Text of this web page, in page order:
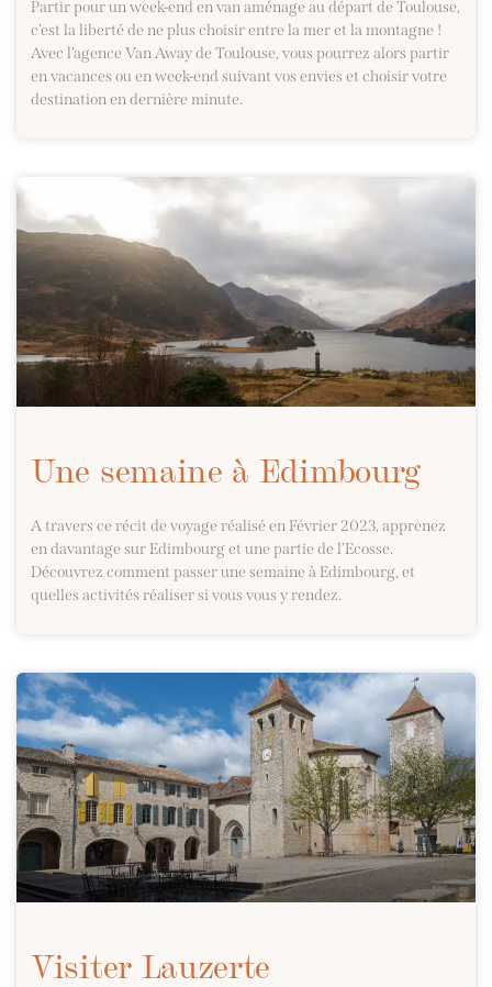
Partir pour un week-end en van aménage au départ de Toulouse,
c’est la liberté de ne plus choisir entre la mer et la montagne !
Avec l’agence Van Away de Toulouse, vous pourrez alors partir
en vacances ou en week-end suivant vos envies et choisir votre
destination en dernière minute.
Une semaine à Edimbourg
A travers ce récit de voyage réalisé en Février 2023, apprenez
en davantage sur Edimbourg et une partie de l’Ecosse.
Découvrez comment passer une semaine à Edimbourg, et
quelles activités réaliser si vous vous y rendez.
Visiter Lauzerte